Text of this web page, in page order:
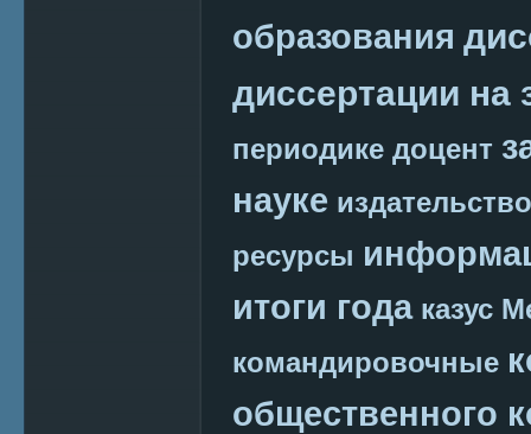
образования
диссертации на
периодике доцент
науке издательство
ресурсы
итоги года казус
командировочные
общественного